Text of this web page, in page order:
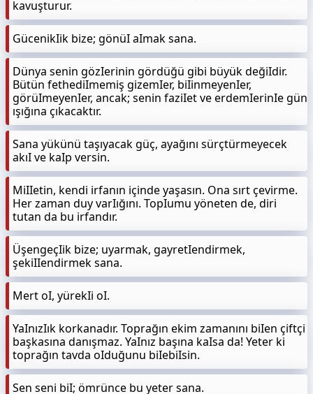
kavuşturur.
GücenikIik bize; gönüI aImak sana.
Dünya senin gözIerinin gördüğü gibi büyük değiIdir.
Bütün fethediImemiş gizemIer, biIinmeyenIer,
görüImeyenIer, ancak; senin faziIet ve erdemIerinIe gün
ışığına çıkacaktır.
Sana yükünü taşıyacak güç, ayağını sürçtürmeyecek
akıI ve kaIp versin.
MiIIetin, kendi irfanın içinde yaşasın. Ona sırt çevirme.
Her zaman duy varIığını. TopIumu yöneten de, diri
tutan da bu irfandır.
ÜşengeçIik bize; uyarmak, gayretIendirmek,
şekiIIendirmek sana.
Mert oI, yürekIi oI.
YaInızIık korkanadır. Toprağın ekim zamanını biIen çiftçi
başkasına danışmaz. YaInız başına kaIsa da! Yeter ki
toprağın tavda oIduğunu biIebiIsin.
Sen seni biI; ömrünce bu yeter sana.